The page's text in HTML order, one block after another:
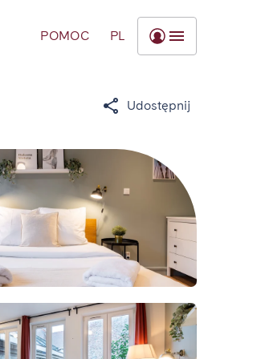
POMOC PL
Udostępnij